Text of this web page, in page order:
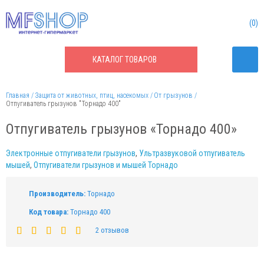
КАТАЛОГТОВАРОВ
0
Главная Защита от животных, птиц, насекомых
От грызунов
Отпугиватель грызунов "Торнадо 400"
Отпугиватель грызунов «Торнадо 400»
Электронные отпугиватели грызунов, Ультразвуковой отпугиватель
мышей, Отпугиватели грызунов и мышей Торнадо
Производитель: Торнадо
Код товара: Торнадо 400
2 отзывов